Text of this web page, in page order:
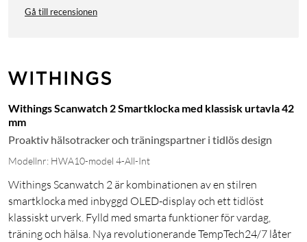
Gå till recensionen
Withings Scanwatch 2 Smartklocka med klassisk urtavla 42
mm
Proaktiv hälsotracker och träningspartner i tidlös design
Modellnr: HWA10-model 4-All-Int
Withings Scanwatch 2 är kombinationen av en stilren
smartklocka med inbyggd OLED-display och ett tidlöst
klassiskt urverk. Fylld med smarta funktioner för vardag,
träning och hälsa. Nya revolutionerande TempTech24/7 låter